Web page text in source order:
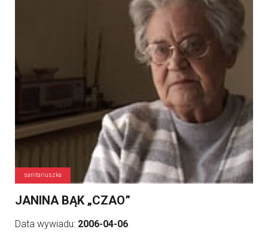
sanitariuszka
JANINA BĄK „CZAO”
Data wywiadu: 2006-04-06